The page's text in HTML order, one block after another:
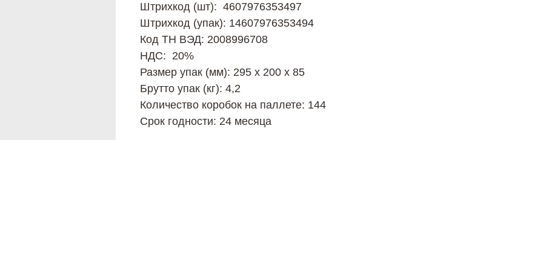
Штрихкод (шт): 4607976353497
Штрихкод (упак): 14607976353494
Код ТН ВЭД: 2008996708
НДС: 20%
Размер упак (мм): 295 х 200 х 85
Брутто упак (кг): 4,2
Количество коробок на паллете: 144
Срок годности: 24 месяца